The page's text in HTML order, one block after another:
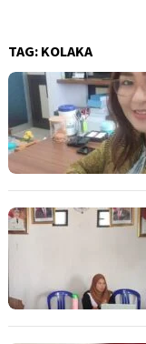
TAG: KOLAKA